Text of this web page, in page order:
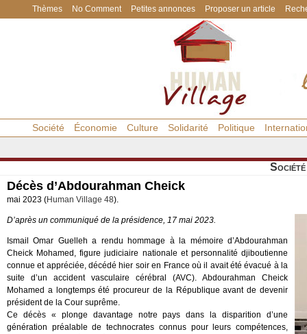
Thèmes No Comment Petites annonces Proposer un article
Société Économie Culture Solidarité Politique
Société
Décès d’Abdourahman Cheick
mai 2023 (Human Village 48).
D’après un communiqué de la présidence, 17 mai 2023.
Ismail Omar Guelleh a rendu hommage à la mémoire d’Abdourahman
Cheick Mohamed, figure judiciaire nationale et personnalité djiboutienne
connue et appréciée, décédé hier soir en France où il avait été évacué à la
suite d’un accident vasculaire cérébral (AVC). Abdourahman Cheick
Mohamed a longtemps été procureur de la République avant de devenir
président de la Cour suprême.
Ce décès « plonge davantage notre pays dans la disparition d’une
génération préalable de technocrates connus pour leurs compétences,